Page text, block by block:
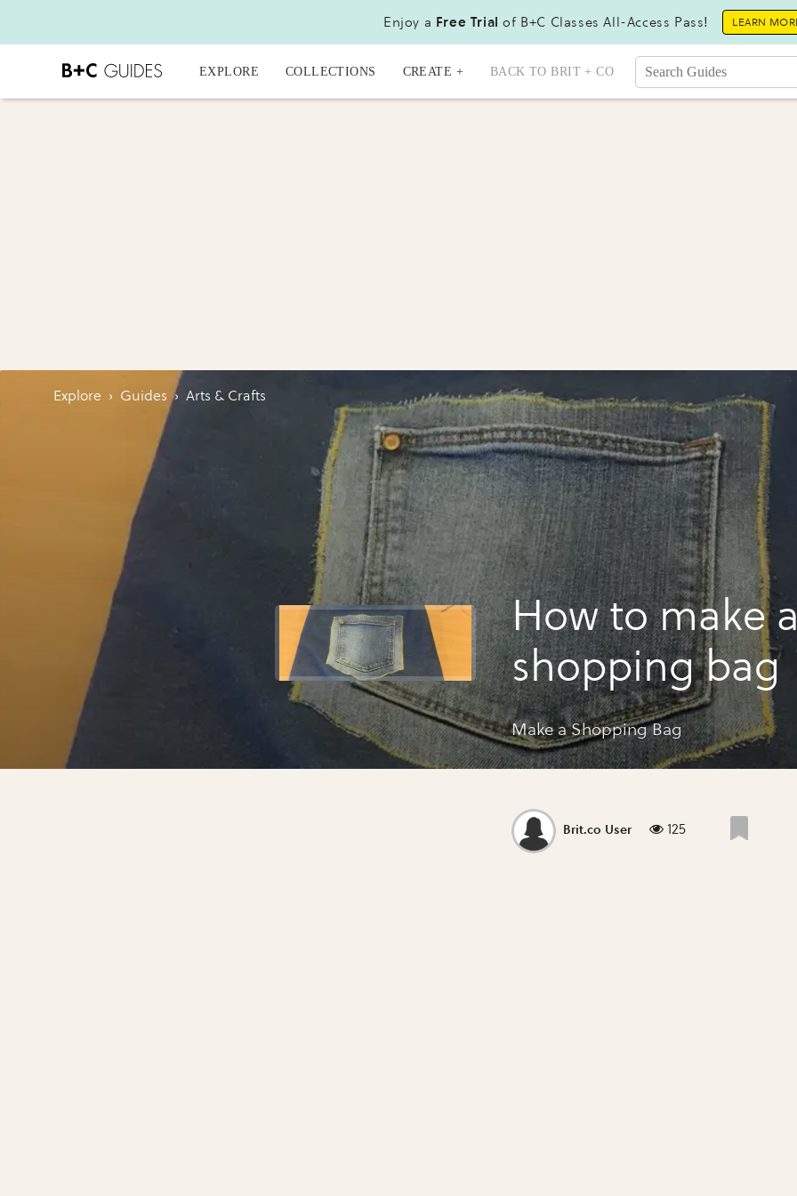
Enjoy a Free Trial of B+C Classes All-Access Pass! LEARN
EXPLORE COLLECTIONS CREATE + BACK TO BRIT + CO
Explore › Guides › Arts & Crafts
How to make
shopping bag
Make a Shopping Bag
Brit.co User 125